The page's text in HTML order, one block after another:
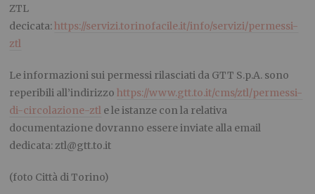
ZTL
decicata:https://servizi.torinofacile.it/info/servizi/permessi-
ztl
Le informazioni sui permessi rilasciati da GTT S.p.A. sono
reperibili all’indirizzohttps://www.gtt.to.it/cms/ztl/permessi-
di-circolazione-ztl e le istanze con la relativa
documentazione dovranno essere inviate alla email
dedicata: ztl@gtt.to.it
(foto Città di Torino)